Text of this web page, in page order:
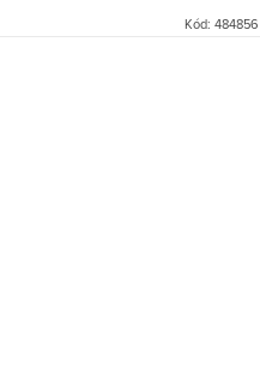
Kód: 484856